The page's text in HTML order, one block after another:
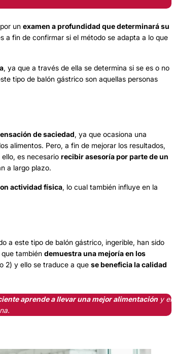
un examen a profundidad que determinará su
a fin de confirmar si el método se adapta a lo que
, ya que a través de ella se determina si se es o no
tipo de balón gástrico son aquellas personas
de saciedad, ya que ocasiona una
alimentos. Pero, a fin de mejorar los resultados,
ello, es necesario recibir asesoría por parte de un
a largo plazo.
actividad física, lo cual también influye en la
a este tipo de balón gástrico, ingerible, han sido
también demuestra una mejoría en los
2) y ello se traduce a que se beneficia la calidad
aprende a llevar una mejor alimentación y el